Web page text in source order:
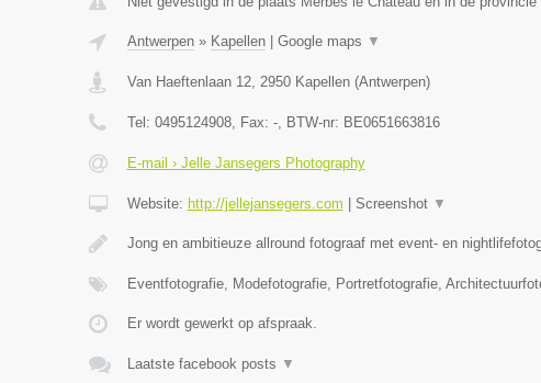
Antwerpen» Kapellen| Google maps ▼
Van Haeftenlaan 12, 2950 Kapellen(Antwerpen)
Tel: 0495124908, Fax: -, BTW-nr: BE0651663816
E-mail › Jelle Jansegers Photography
Website: http://jellejansegers.com Screenshot ▼
Jong en ambitieuze allround fotograaf met event- en
Eventfotografie, Modefotografie, Portretfotografie,
Er wordt gewerkt op afspraak.
Laatste facebook posts ▼